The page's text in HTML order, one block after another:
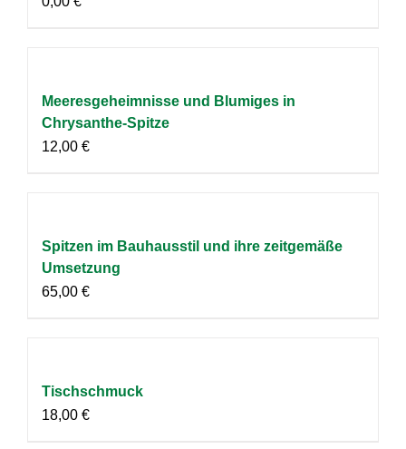
Meeresgeheimnisse und Blumiges in
Chrysanthe-Spitze
12,00 €
Spitzen im Bauhausstil und ihre zeitgemäße
Umsetzung
65,00 €
Tischschmuck
18,00 €